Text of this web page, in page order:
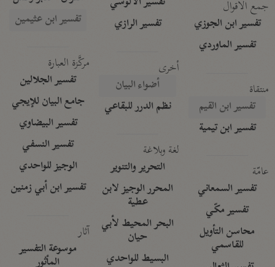
جمع الأقوال
تفسير ابن الجوزي
تفسير الماوردي
منتقاة
تفسير ابن القيم
تفسير ابن تيمية
عامّة
تفسير السمعاني
تفسير مكّي
محاسن التأويل
للقاسمي
تفسير الرازي
أخرى
أضواء البيان
نظم الدرر للبقاعي
لغة وبلاغة
التحرير والتنوير
المحرر الوجيز لابن
عطية
البحر المحيط لأبي
حيان
البسيط للواحدي
تفسير ابن عثيمين
مركَّزة العبارة
تفسير الجلالين
جامع البيان للإيجي
تفسير البيضاوي
تفسير النسفي
الوجيز للواحدي
تفسير ابن أبي زمنين
آثار
موسوعة التفسير
المأثور